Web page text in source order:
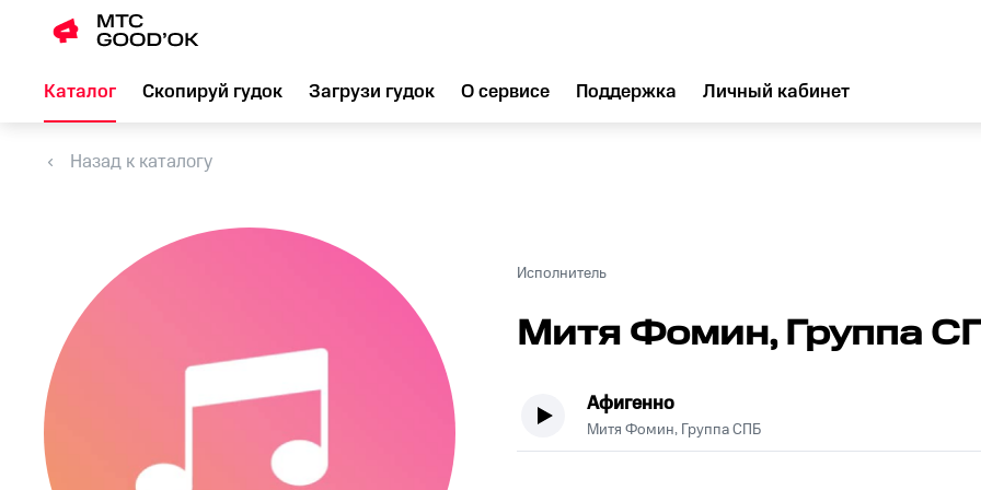
Каталог Скопируй гудок Загрузи гудок О сервисе Поддержка Личный кабинет
Назад к каталогу
Исполнитель
Митя Фомин, Группа
Афигенно
Митя Фомин, Группа СПБ